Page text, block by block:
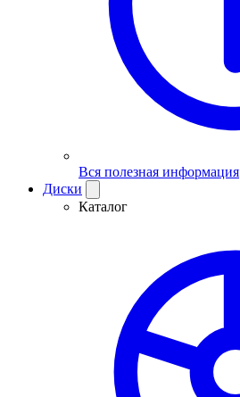
Вся полезная информация
Диски
Каталог